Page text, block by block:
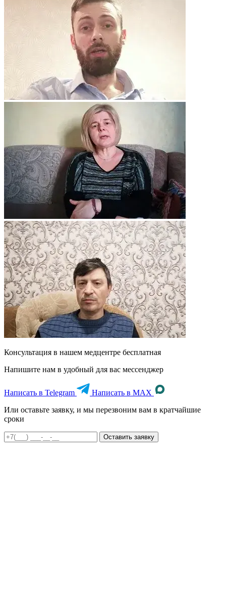
Консультация в нашем медцентре бесплатная
Напишите нам в удобный для вас мессенджер
Написать в Telegram
Написать в MAX
Или оставьте заявку, и мы перезвоним вам в кратчайшие
сроки
Оставить заявку